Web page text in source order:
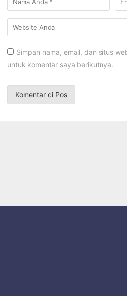
Simpan nama, email, dan situs
untuk komentar saya berikutnya.